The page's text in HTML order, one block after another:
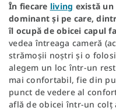
În fiecare living există un
dominant și pe care,
îl ocupă de obicei capul
vedea întreaga cameră
strămoșii noștri și o
alegem un loc într-un
mai confortabil, fie din
punct de vedere al
află de obicei într-un colț